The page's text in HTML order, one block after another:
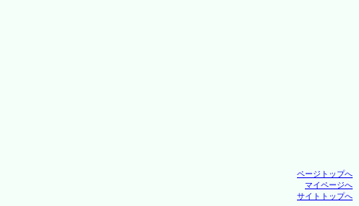
ページトップへ
マイページへ
サイトトップへ